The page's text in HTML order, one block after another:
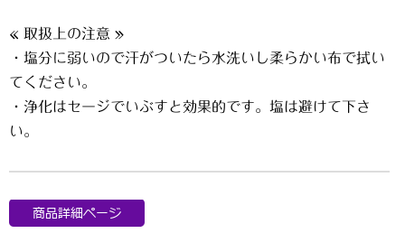
« 取扱上の注意 »
・塩分に弱いので汗がついたら水洗いし柔らかい布で拭い
てください。
・浄化はセージでいぶすと効果的です。塩は避けて下さ
い。